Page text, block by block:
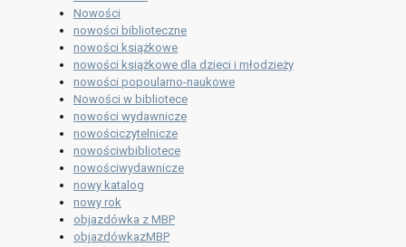
Nowości
nowości biblioteczne
nowości książkowe
nowości książkowe dla dzieci i młodzieży
nowości popoularno-naukowe
Nowości w bibliotece
nowości wydawnicze
nowościczytelnicze
nowościwbibliotece
nowościwydawnicze
nowy katalog
nowy rok
objazdówka z MBP
objazdówkazMBP